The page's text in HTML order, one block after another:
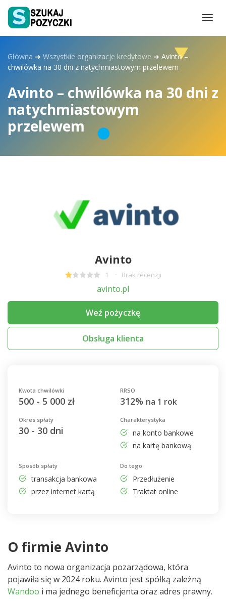
Główna ➜ Wszystkie organizacje kredytowe ➜ Avinto –
chwilówka na 30 dni z natychmiastowym przelewem
Avinto – chwilówka na 30 dni z
natychmiastowym
przelewem
Avinto
1 Brak recenzji
avinto.pl
Weź pożyczkę
Obsługa klienta
Kwota chwilówki
500 - 5 000 zł
RRSO
312% na 1 rok
Okres spłaty
30 - 30 dni
Charakterystyka
na konto bankowe
na kartę bankową
Sposób spłaty
transakcja bankowa
przez internet kartą
Do tego
Przedłużenie
Traktat online
O firmie Avinto
Avinto to nowa organizacja pozarządowa, która
pojawiła się w 2024 roku. Avinto jest spółką zależną
Wandoo i ma jednego beneficjenta oraz adres prawny.